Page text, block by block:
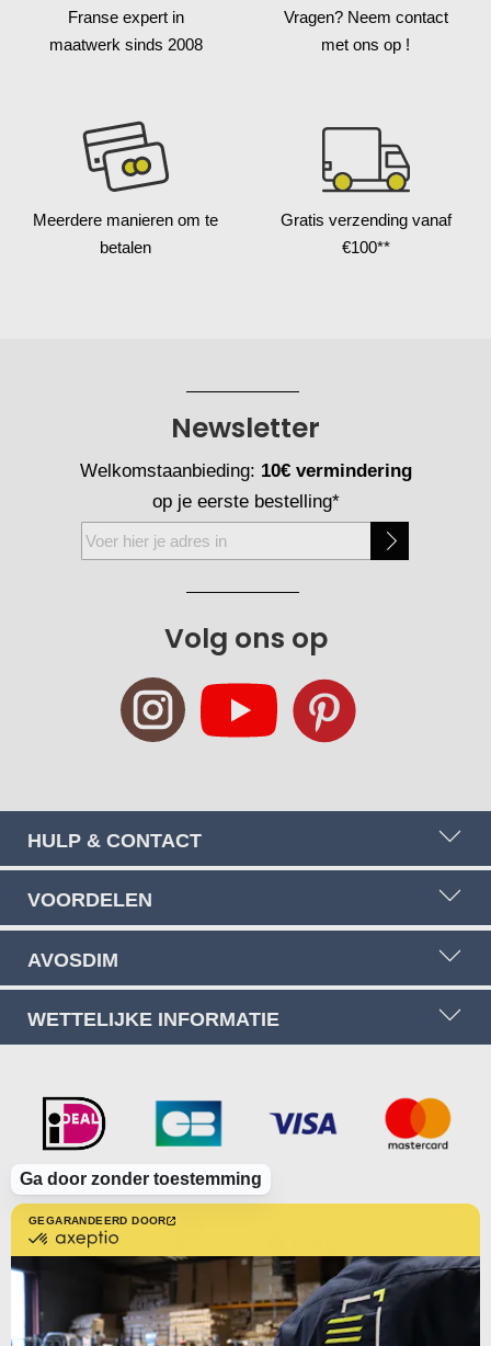
GEGARANDEERD DOOR
Meer
over
Axeptio
Ga door zonder toestemming
Franse expert in
maatwerk sinds 2008
Vragen? Neem contact
met ons op !
Meerdere manieren om te
betalen
Gratis verzending vanaf
€100**
Volg ons op
Newsletter
Welkomstaanbieding: 10€ vermindering
op je eerste bestelling*
Abonneer
u
HULP & CONTACT
VOORDELEN
AVOSDIM
WETTELIJKE INFORMATIE